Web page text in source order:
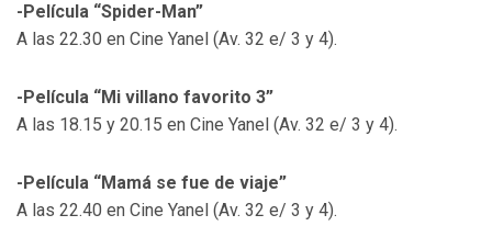
-Película “Spider-Man”
A las 22.30 en Cine Yanel (Av. 32 e/ 3 y 4).
-Película “Mi villano favorito 3”
A las 18.15 y 20.15 en Cine Yanel (Av. 32 e/ 3 y 4).
-Película “Mamá se fue de viaje”
A las 22.40 en Cine Yanel (Av. 32 e/ 3 y 4).